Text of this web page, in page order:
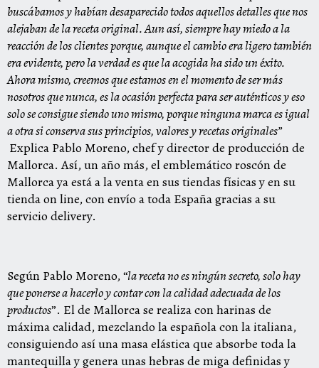
buscábamos y habían desaparecido todos aquellos detalles que nos
alejaban de la receta original. Aun así, siempre hay miedo a la
reacción de los clientes porque, aunque el cambio era ligero también
era evidente, pero la verdad es que la acogida ha sido un éxito.
Ahora mismo, creemos que estamos en el momento de ser más
nosotros que nunca, es la ocasión perfecta para ser auténticos y eso
solo se consigue siendo uno mismo, porque ninguna marca es igual
a otra si conserva sus principios, valores y recetas originales”
Explica Pablo Moreno, chef y director de producción de
Mallorca. Así, un año más, el emblemático roscónde
Mallorca ya está a la venta en sus tiendas físicas y en su
tienda on line, con envío a toda España gracias a su
servicio delivery.
Según Pablo Moreno, “la receta no es ningún secreto, solo hay
que ponerse a hacerlo y contar con la calidad adecuada de los
productos”. El de Mallorca se realiza con harinas de
máxima calidad, mezclando la española con la italiana,
consiguiendo así una masa elástica que absorbe toda la
mantequilla y genera unas hebras de miga definidas y